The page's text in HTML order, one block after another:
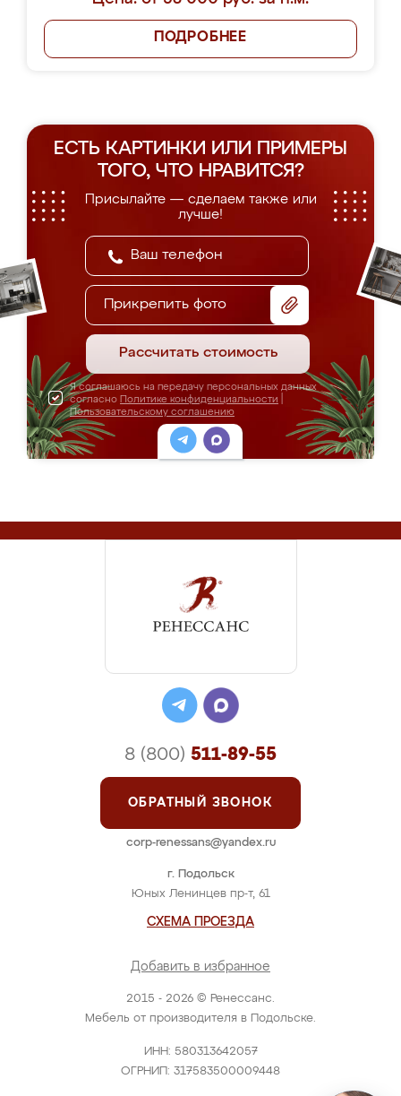
ПОДРОБНЕЕ
ЕСТЬ КАРТИНКИ ИЛИ ПРИМЕРЫ
ТОГО, ЧТО НРАВИТСЯ?
Присылайте — сделаем также или
лучше!
Прикрепить фото
Рассчитать стоимость
Я соглашаюсь на передачу персональных данных
согласно Политике конфиденциальности
Пользовательскому соглашению
2015 - 2026 © Ренессанс.
Мебель от производителя в Подольске.
ИНН: 580313642057
ОГРНИП: 317583500009448
г. Подольск
Юных Ленинцев пр-т, 61
СХЕМА ПРОЕЗДА
Добавить в избранное
8 (800) 511-89-55
ОБРАТНЫЙ ЗВОНОК
corp-renessans@yandex.ru